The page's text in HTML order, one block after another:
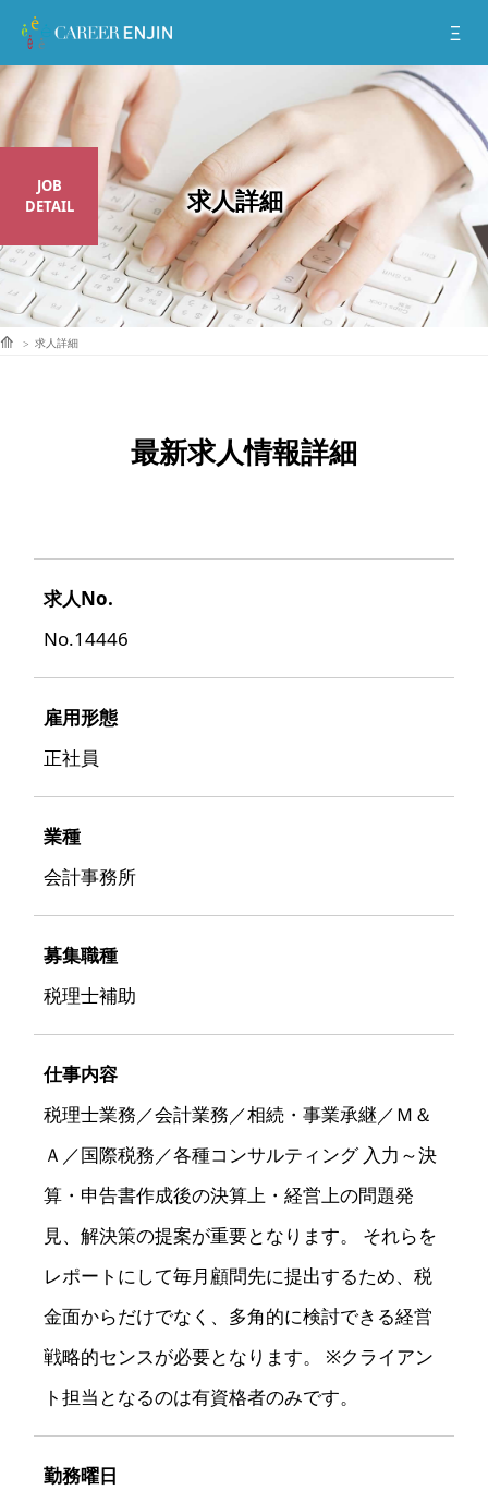
JOB
DETAIL
求人詳細
最新求人情報詳細
求人No.
No.14446
雇用形態
正社員
業種
会計事務所
募集職種
税理士補助
仕事内容
税理士業務／会計業務／相続・事業承継／Ｍ＆
Ａ／国際税務／各種コンサルティング 入力～決
算・申告書作成後の決算上・経営上の問題発
見、解決策の提案が重要となります。 それらを
レポートにして毎月顧問先に提出するため、税
金面からだけでなく、多角的に検討できる経営
戦略的センスが必要となります。 ※クライアン
ト担当となるのは有資格者のみです。
勤務曜日